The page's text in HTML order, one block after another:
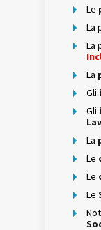
Le
La
La
La
Gli
Gli
La
Le
Le
Le